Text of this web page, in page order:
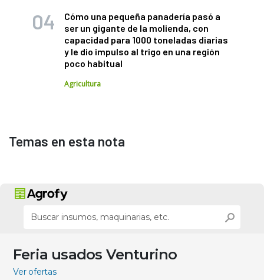
Cómo una pequeña panadería pasó a
ser un gigante de la molienda, con
capacidad para 1000 toneladas diarias
y le dio impulso al trigo en una región
poco habitual
Agricultura
Temas en esta nota
Feria usados Venturino
Ver ofertas